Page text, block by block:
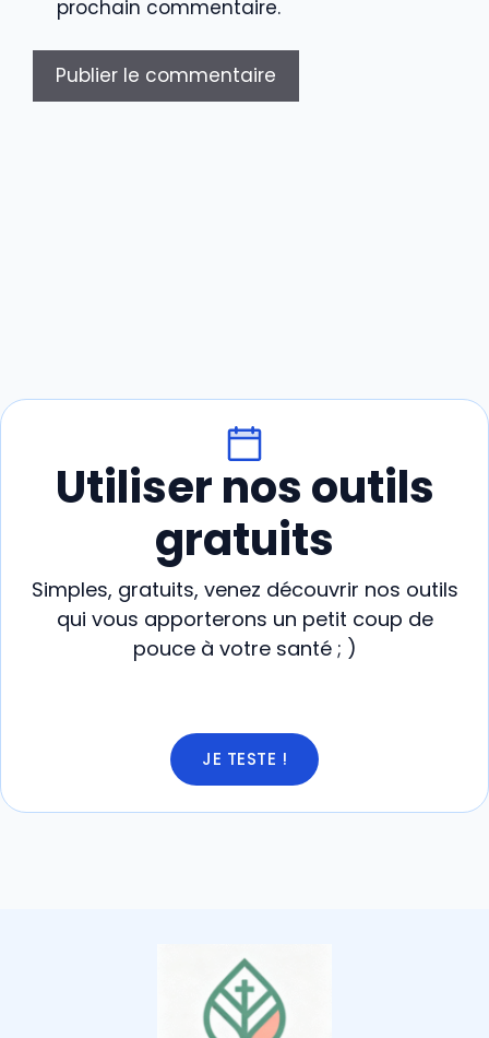
prochain commentaire.
Utiliser nos outils
gratuits
Simples, gratuits, venez découvrir nos outils
qui vous apporterons un petit coup de
pouce à votre santé ; )
JE TESTE !